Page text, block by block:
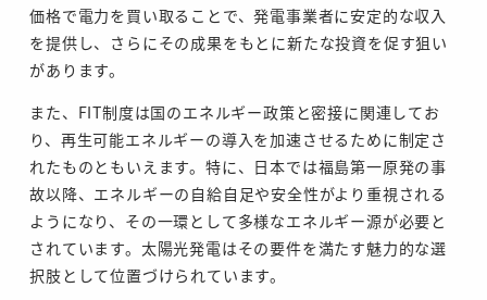
価格で電力を買い取ることで、発電事業者に安定的な収入
を提供し、さらにその成果をもとに新たな投資を促す狙い
があります。
また、FIT制度は国のエネルギー政策と密接に関連してお
り、再生可能エネルギーの導入を加速させるために制定さ
れたものともいえます。特に、日本では福島第一原発の事
故以降、エネルギーの自給自足や安全性がより重視される
ようになり、その一環として多様なエネルギー源が必要と
されています。太陽光発電はその要件を満たす魅力的な選
択肢として位置づけられています。